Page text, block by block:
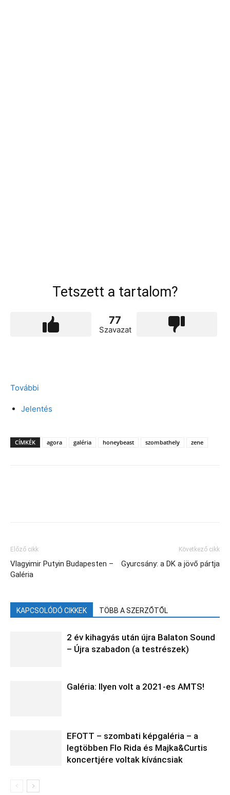
Tetszett a tartalom?
77
Szavazat
További
Jelentés
CÍMKÉK agora galéria honeybeast szombathely zene
Előző cikk
Vlagyimir Putyin Budapesten –
Galéria
Következő cikk
Gyurcsány: a DK a jövő pártja
KAPCSOLÓDÓ CIKKEK TÖBB A SZERZŐTŐL
2 év kihagyás után újra Balaton Sound
– Újra szabadon (a testrészek)
Galéria: Ilyen volt a 2021-es AMTS!
EFOTT – szombati képgaléria – a
legtöbben Flo Rida és Majka&Curtis
koncertjére voltak kíváncsiak